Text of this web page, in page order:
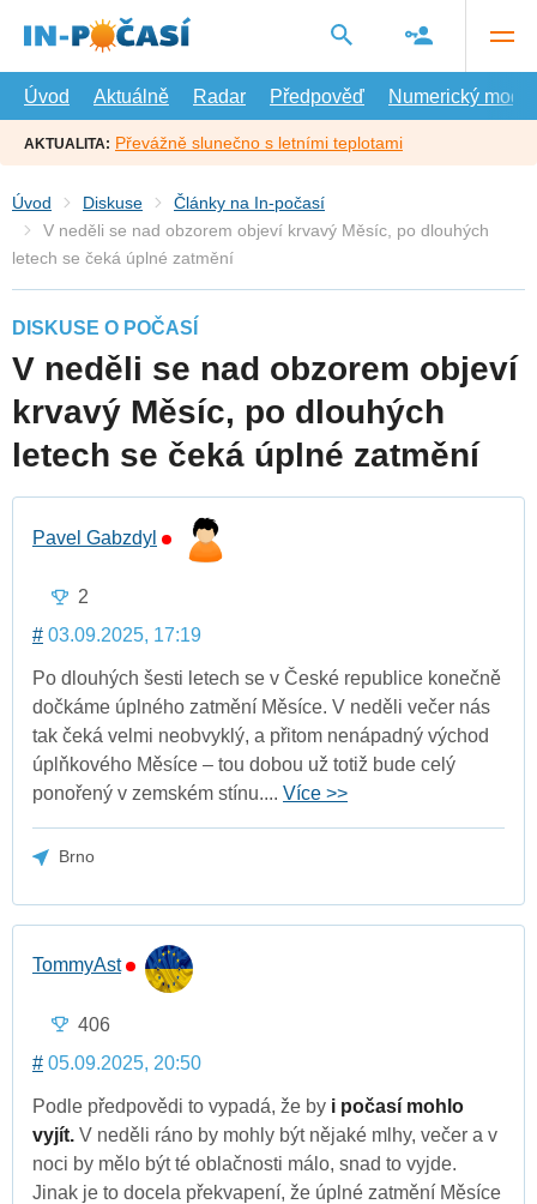
hlavní
Úvod
Aktuálně Radar Předpověď Numerický model
AKTUALITA: Převážně slunečno s letními teplotami
Úvod Diskuse
Články na In-počasí
V neděli se nad obzorem objeví krvavý Měsíc, po dlouhých
letech se čeká úplné zatmění
DISKUSE O POČASÍ
V neděli se nad obzorem objeví
krvavý Měsíc, po dlouhých
letech se čeká úplné zatmění
Pavel Gabzdyl
2
# 03.09.2025, 17:19
Po dlouhých šesti letech se v České republice konečně
dočkáme úplného zatmění Měsíce. V neděli večer nás
tak čeká velmi neobvyklý, a přitom nenápadný východ
úplňkového Měsíce – tou dobou už totiž bude celý
ponořený v zemském stínu.... Více >>
Brno
TommyAst
406
# 05.09.2025, 20:50
Podle předpovědi to vypadá, že by i počasí mohlo
vyjít. V neděli ráno by mohly být nějaké mlhy, večer a v
noci by mělo být té oblačnosti málo, snad to vyjde.
Jinak je to docela překvapení, že úplné zatmění Měsíce